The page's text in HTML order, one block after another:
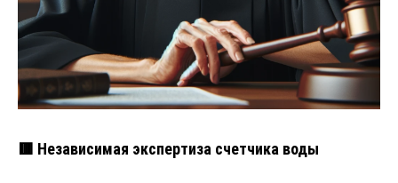
🟥 Независимая экспертиза счетчика воды